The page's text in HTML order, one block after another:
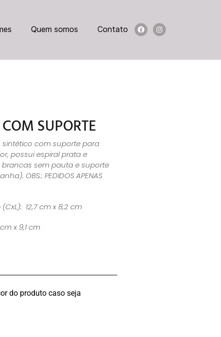
Quem somos Contato
SUPORTE
com suporte para
possui espiral prata e
sem pauta e suporte
OBS.: PEDIDOS APENAS
(CxL): 12,7 cm x 8,2 cm
x 9,1 cm
do produto caso seja